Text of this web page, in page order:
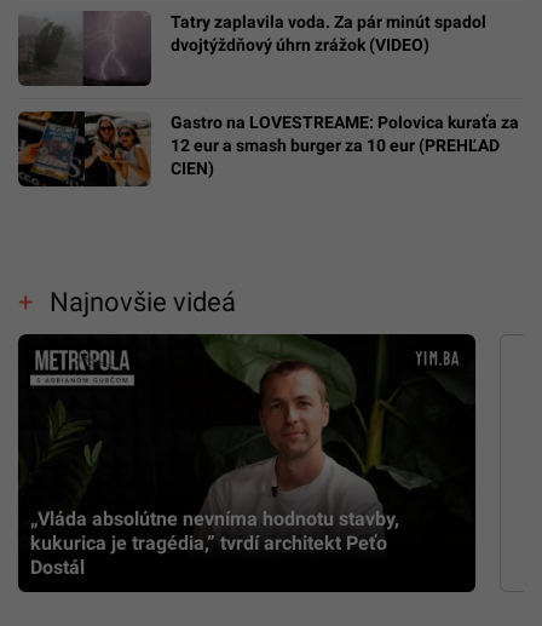
Tatry zaplavila voda. Za pár minút spadol
dvojtýždňový úhrn zrážok (VIDEO)
Gastro na LOVESTREAME: Polovica kuraťa za
12 eur a smash burger za 10 eur (PREHĽAD
CIEN)
Najnovšie videá
„Vláda absolútne nevníma hodnotu stavby,
kukurica je tragédia,” tvrdí architekt Peťo
Dostál